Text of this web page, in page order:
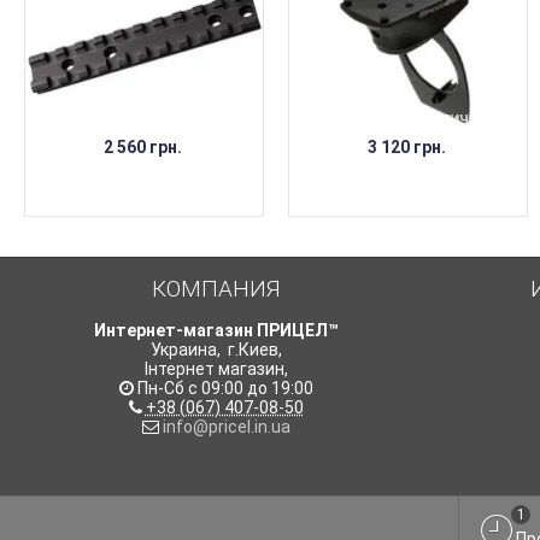
2 560 грн. 3 120 грн.
НЕТ В НАЛИЧИИ
КОМПАНИЯ
Интернет-магазин ПРИЦЕЛ™
Украина, г.Киев,
Інтернет магазин,
Пн-Сб с 09:00 до 19:00
+38 (067) 407-08-50
info@pricel.in.ua
1